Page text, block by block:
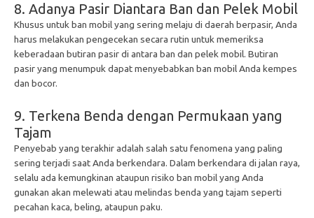
8. Adanya Pasir Diantara Ban dan Pelek Mobil
Khusus untuk ban mobil yang sering melaju di daerah berpasir, Anda
harus melakukan pengecekan secara rutin untuk memeriksa
keberadaan butiran pasir di antara ban dan pelek mobil. Butiran
pasir yang menumpuk dapat menyebabkan ban mobil Anda kempes
dan bocor.
9. Terkena Benda dengan Permukaan yang
Tajam
Penyebab yang terakhir adalah salah satu fenomena yang paling
sering terjadi saat Anda berkendara. Dalam berkendara di jalan raya,
selalu ada kemungkinan ataupun risiko ban mobil yang Anda
gunakan akan melewati atau melindas benda yang tajam seperti
pecahan kaca, beling, ataupun paku.